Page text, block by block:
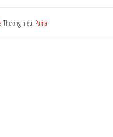
Thương hiệu: Puma